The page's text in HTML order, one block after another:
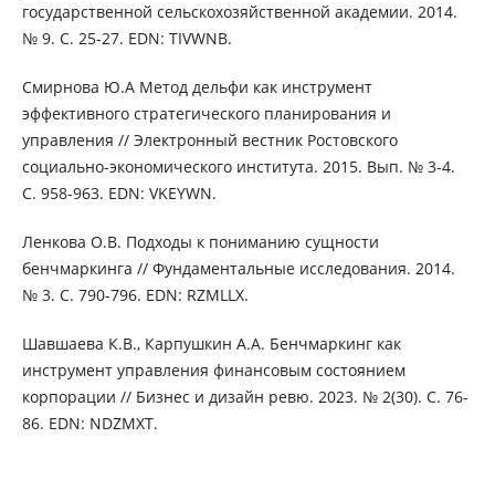
государственной сельскохозяйственной академии. 2014.
№ 9. С. 25-27. EDN: TIVWNB.
Смирнова Ю.А Метод дельфи как инструмент
эффективного стратегического планирования и
управления // Электронный вестник Ростовского
социально-экономического института. 2015. Вып. № 3-4.
С. 958-963. EDN: VKEYWN.
Ленкова О.В. Подходы к пониманию сущности
бенчмаркинга // Фундаментальные исследования. 2014.
№ 3. С. 790-796. EDN: RZMLLX.
Шавшаева К.В., Карпушкин А.А. Бенчмаркинг как
инструмент управления финансовым состоянием
корпорации // Бизнес и дизайн ревю. 2023. № 2(30). С. 76-
86. EDN: NDZMXT.